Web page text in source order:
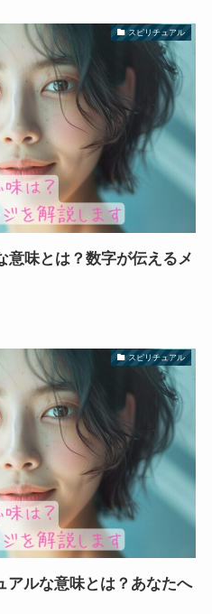
スピリチュアル
意味とは？数字が伝えるメ
スピリチュアル
アルな意味とは？あなたへ